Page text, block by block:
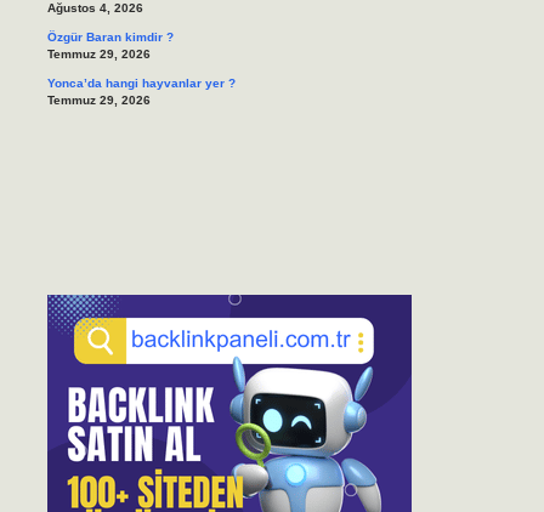
Ağustos 4, 2026
Özgür Baran kimdir ?
Temmuz 29, 2026
Yonca’da hangi hayvanlar yer ?
Temmuz 29, 2026